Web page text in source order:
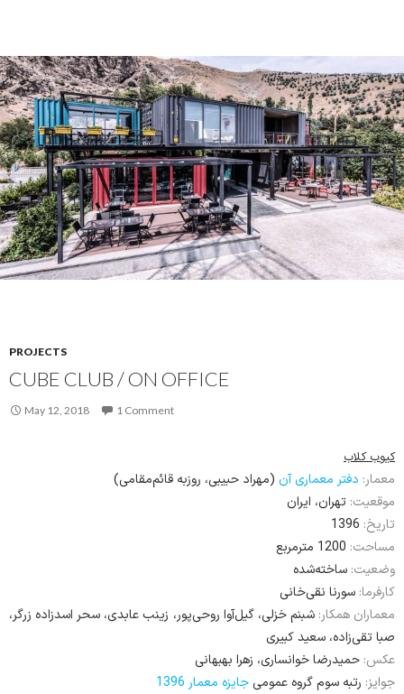
PROJECTS
مساحت:1200 مترمربع
وضعیت:ساخته‌شده
کارفرما:سورنا نقی‌خانی
معماران همکار:
صبا تقی‌زاده، سعید کبیری
عکس:حمیدرضا خوانساری، زهرا بهبهانی
جوایز:رتبه سوم گروه عمومی